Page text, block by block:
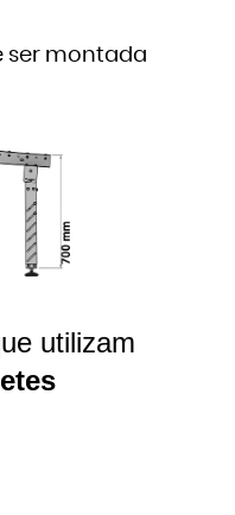
ser montada
utilizam